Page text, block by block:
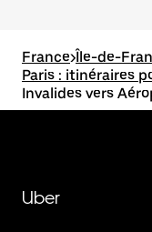
France>Île-de-
Paris : itinéraires
Invalides vers
Uber